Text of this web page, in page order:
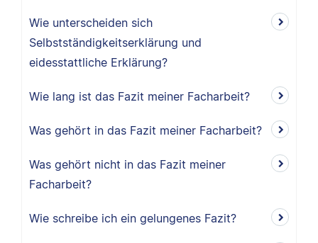
Wie unterscheiden sich
Selbstständigkeitserklärung und
eidesstattliche Erklärung?
Wie lang ist das Fazit meiner Facharbeit?
Was gehört in das Fazit meiner Facharbeit?
Was gehört nicht in das Fazit meiner
Facharbeit?
Wie schreibe ich ein gelungenes Fazit?